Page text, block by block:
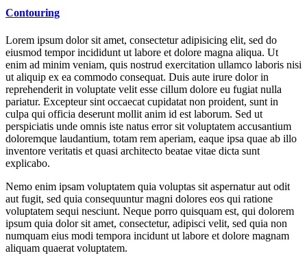
Contouring
Lorem ipsum dolor sit amet, consectetur adipisicing elit, sed do
eiusmod tempor incididunt ut labore et dolore magna aliqua. Ut
enim ad minim veniam, quis nostrud exercitation ullamco laboris nisi
ut aliquip ex ea commodo consequat. Duis aute irure dolor in
reprehenderit in voluptate velit esse cillum dolore eu fugiat nulla
pariatur. Excepteur sint occaecat cupidatat non proident, sunt in
culpa qui officia deserunt mollit anim id est laborum. Sed ut
perspiciatis unde omnis iste natus error sit voluptatem accusantium
doloremque laudantium, totam rem aperiam, eaque ipsa quae ab illo
inventore veritatis et quasi architecto beatae vitae dicta sunt
explicabo.
Nemo enim ipsam voluptatem quia voluptas sit aspernatur aut odit
aut fugit, sed quia consequuntur magni dolores eos qui ratione
voluptatem sequi nesciunt. Neque porro quisquam est, qui dolorem
ipsum quia dolor sit amet, consectetur, adipisci velit, sed quia non
numquam eius modi tempora incidunt ut labore et dolore magnam
aliquam quaerat voluptatem.